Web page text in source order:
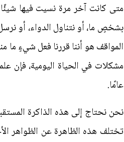
متى كانت آخر مرة نسيت فيها
بشخصٍ ما، أو نتناول الدواء، أو
المواقف هو أننا قررنا فعل شيءٍ
عامًا.
نحن نحتاج إلى هذه الذاكرة
تختلف هذه الظاهرة عن الظواهر